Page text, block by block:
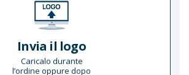
Invia il logo
Caricalo durante
l’ordine oppure dopo